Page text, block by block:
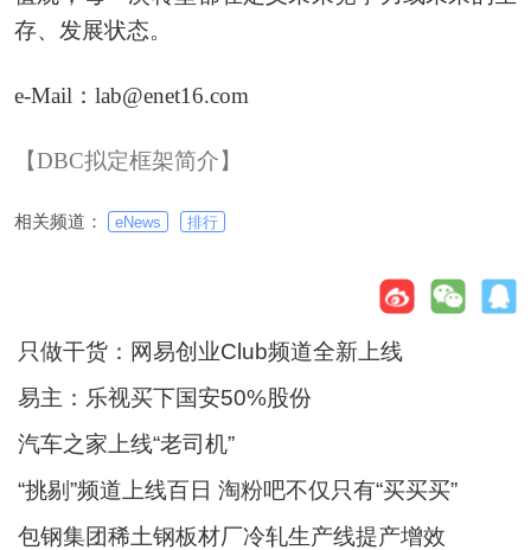
存、发展状态。
e-Mail：lab@enet16.com
【DBC拟定框架简介】
相关频道： eNews 排行
只做干货：网易创业Club频道全新上线
易主：乐视买下国安50%股份
汽车之家上线“老司机”
“挑剔”频道上线百日 淘粉吧不仅只有“买买买”
包钢集团稀土钢板材厂冷轧生产线提产增效